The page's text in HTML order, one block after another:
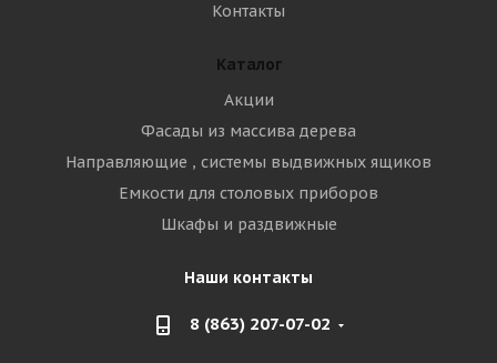
Контакты
Каталог
Акции
Фасады из массива дерева
Направляющие , системы выдвижных ящиков
Емкости для столовых приборов
Шкафы и раздвижные
Наши контакты
8 (863) 207-07-02